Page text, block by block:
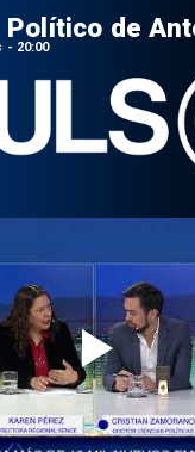
Político de
- 20:00